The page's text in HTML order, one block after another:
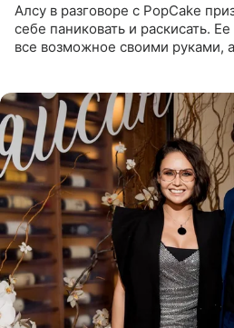
Алсу в разговоре с PopCake
себе паниковать и раскисать.
все возможное своими руками,